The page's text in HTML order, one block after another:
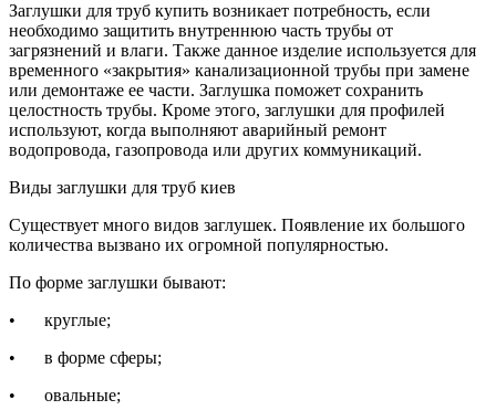
Заглушки для труб купить возникает потребность, если
необходимо защитить внутреннюю часть трубы от
загрязнений и влаги. Также данное изделие используется для
временного «закрытия» канализационной трубы при замене
или демонтаже ее части. Заглушка поможет сохранить
целостность трубы. Кроме этого, заглушки для профилей
используют, когда выполняют аварийный ремонт
водопровода, газопровода или других коммуникаций.
Виды заглушки для труб киев
Существует много видов заглушек. Появление их большого
количества вызвано их огромной популярностью.
По форме заглушки бывают:
•
круглые;
•
в форме сферы;
•
овальные;